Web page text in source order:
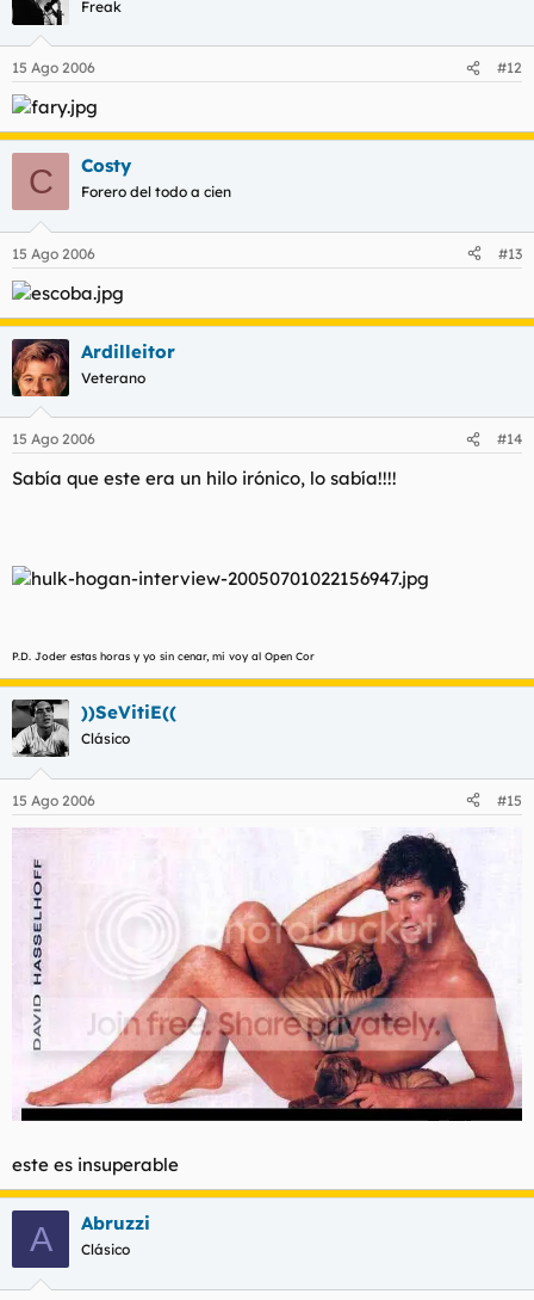
Freak
15 Ago 2006 #12
C Costy
Forero del todo a cien
15 Ago 2006 #13
Ardilleitor
Veterano
15 Ago 2006 #14
Sabía que este era un hilo irónico, lo sabía!!!!
P.D. Joder estas horas y yo sin cenar, mi voy al Open Cor
))SeVitiE((
Clásico
15 Ago 2006 #15
este es insuperable
A Abruzzi
Clásico